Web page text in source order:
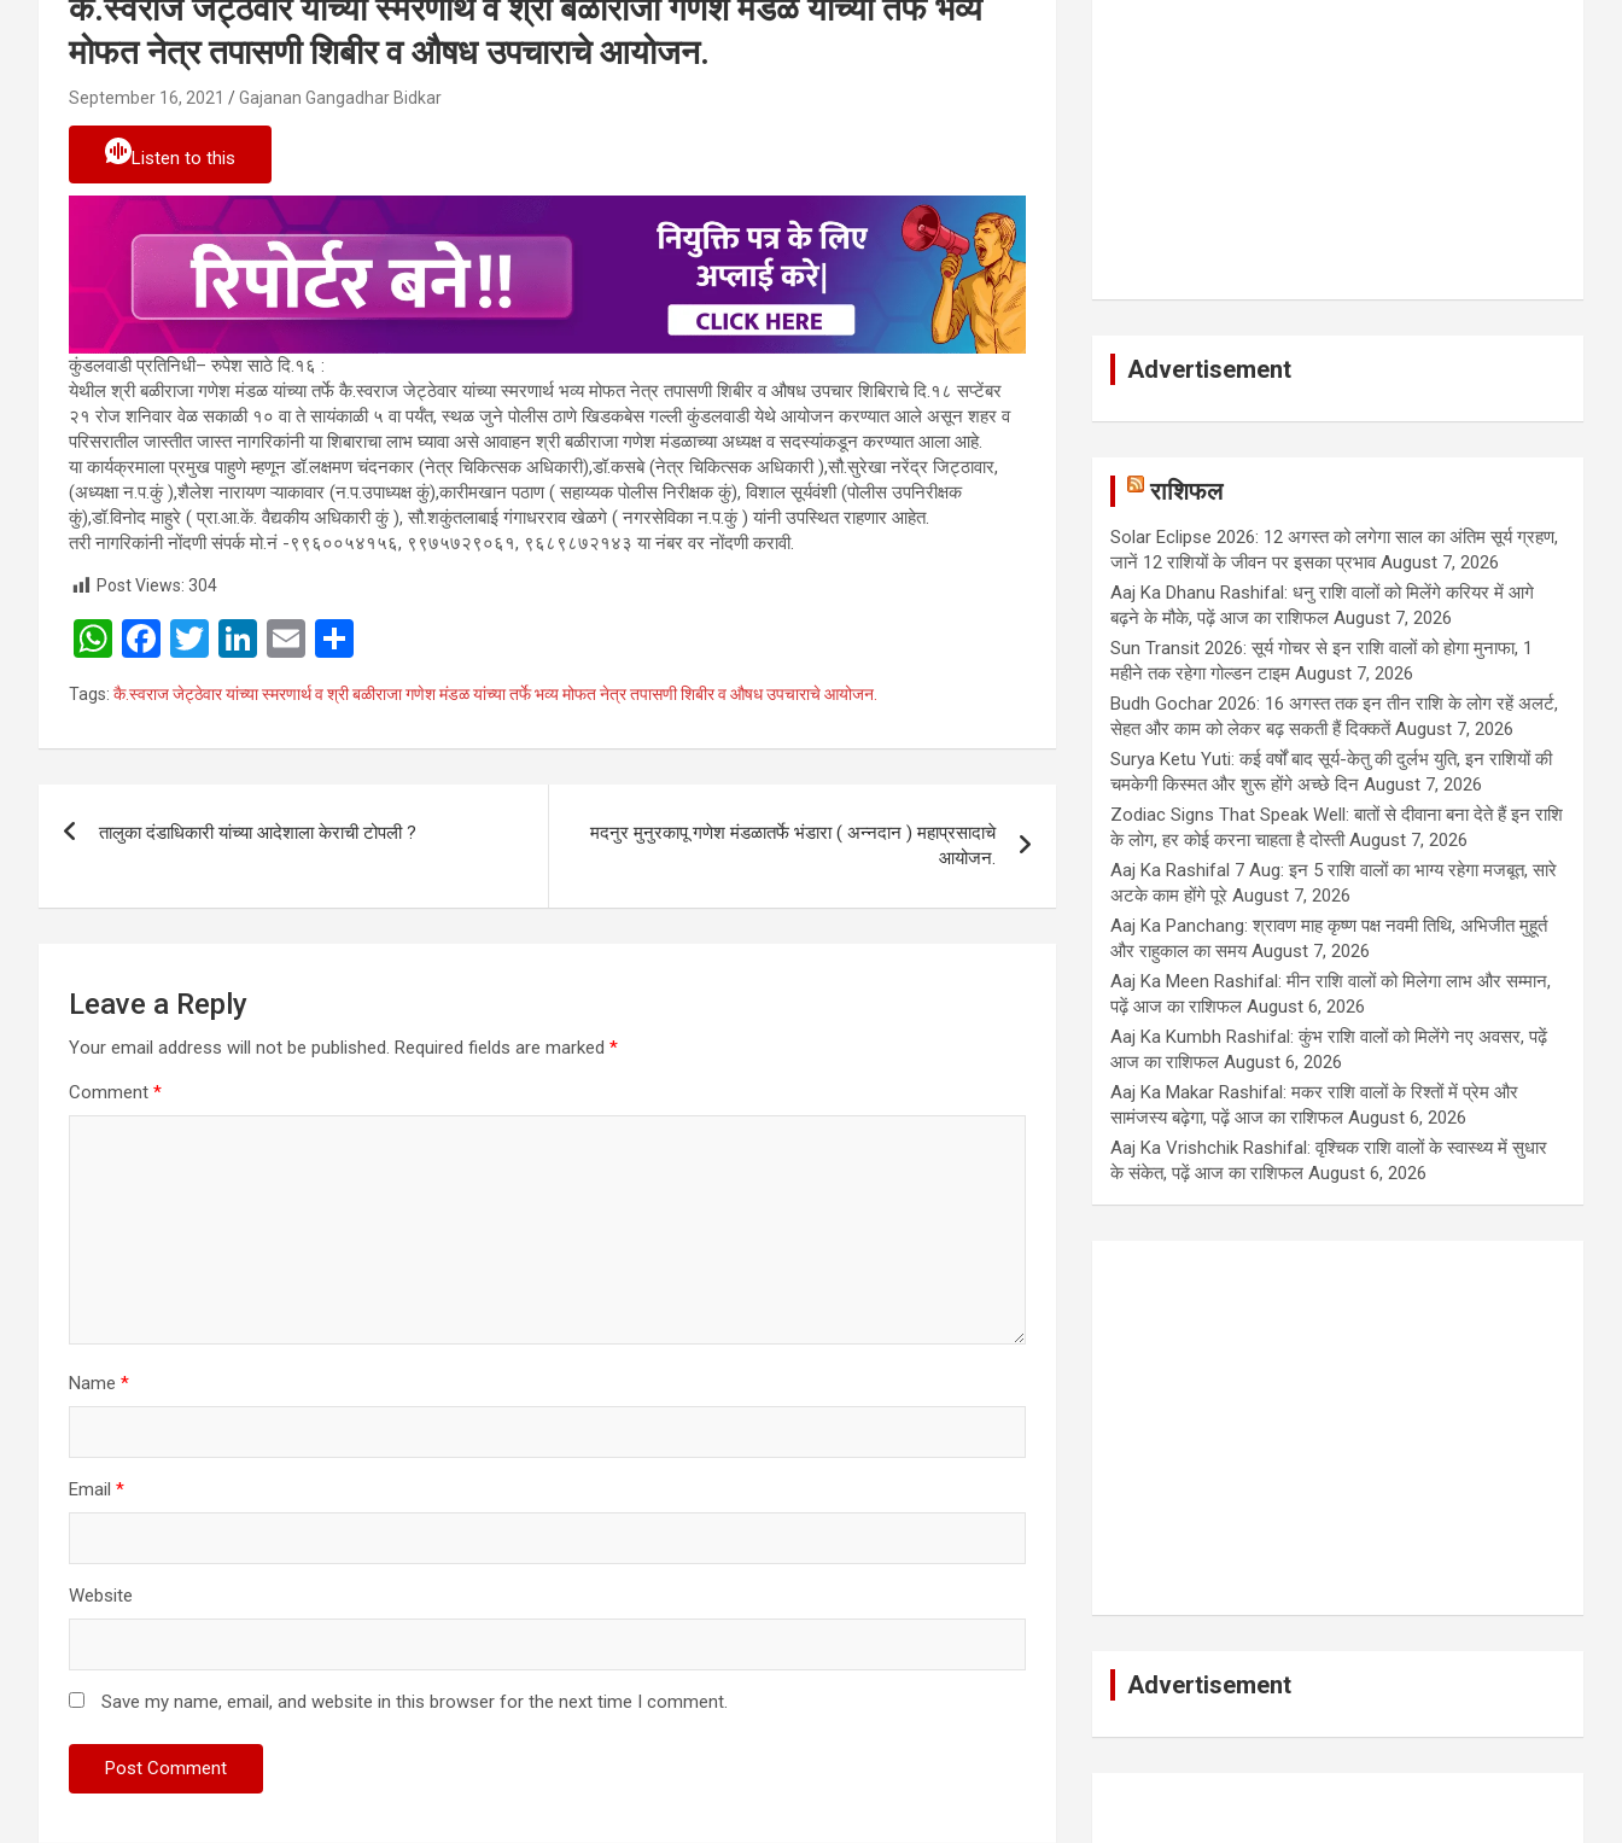
कै.स्वराज जेट्ठेवार यांच्या स्मरणार्थ व श्री बळीराजा गणेश मंडळ यांच्या तर्फे भव्य
मोफत नेत्र तपासणी शिबीर व औषध उपचाराचे आयोजन.
September 16, 2021 Gajanan Gangadhar Bidkar
Listen to this
कुंडलवाडी प्रतिनिधी– रुपेश साठे दि.१६ :
येथील श्री बळीराजा गणेश मंडळ यांच्या तर्फे कै.स्वराज जेट्ठेवार यांच्या स्मरणार्थ भव्य मोफत नेत्र तपासणी शिबीर व औषध उपचार शिबिराचे दि.१८ सप्टेंबर
२१ रोज शनिवार वेळ सकाळी १० वा ते सायंकाळी ५ वा पर्यँत, स्थळ जुने पोलीस ठाणे खिडकबेस गल्ली कुंडलवाडी येथे आयोजन करण्यात आले असून शहर व
परिसरातील जास्तीत जास्त नागरिकांनी या शिबाराचा लाभ घ्यावा असे आवाहन श्री बळीराजा गणेश मंडळाच्या अध्यक्ष व सदस्यांकडून करण्यात आला आहे.
या कार्यक्रमाला प्रमुख पाहुणे म्हणून डॉ.लक्षमण चंदनकार (नेत्र चिकित्सक अधिकारी),डॉ.कसबे (नेत्र चिकित्सक अधिकारी ),सौ.सुरेखा नरेंद्र जिट्ठावार,
(अध्यक्षा न.प.कुं ),शैलेश नारायण ऱ्याकावार (न.प.उपाध्यक्ष कुं),कारीमखान पठाण ( सहाय्यक पोलीस निरीक्षक कुं), विशाल सूर्यवंशी (पोलीस उपनिरीक्षक
कुं),डॉ.विनोद माहुरे ( प्रा.आ.कें. वैद्यकीय अधिकारी कुं ), सौ.शकुंतलाबाई गंगाधरराव खेळगे ( नगरसेविका न.प.कुं ) यांनी उपस्थित राहणार आहेत.
तरी नागरिकांनी नोंदणी संपर्क मो.नं -९९६००५४१५६, ९९७५७२९०६१, ९६८९८७२१४३ या नंबर वर नोंदणी करावी.
Post Views: 304
W
h
at
s
p
F
a
ce
b
o
T
wi
tt
er
Li
ke
dI
E
m
ail
h
ar
e
Tags: कै.स्वराज जेट्ठेवार यांच्या स्मरणार्थ व श्री बळीराजा गणेश मंडळ यांच्या तर्फे भव्य मोफत नेत्र तपासणी शिबीर व औषध उपचाराचे आयोजन.
navigation
तालुका दंडाधिकारी यांच्या आदेशाला केराची टोपली ?
मदनुर मुनुरकापू गणेश मंडळातर्फे भंडारा ( अन्नदान ) महाप्रसादाचे
आयोजन.
Leave a Reply
Your email address will not be published. Required fields are marked *
Comment *
Name *
Email *
Website
Save my name, email, and website in this browser for the next time I comment.
Advertisement
राशिफल
Solar Eclipse 2026: 12 अगस्त को लगेगा साल का अंतिम सूर्य ग्रहण,
जानें 12 राशियों के जीवन पर इसका प्रभाव August 7, 2026
Aaj Ka Dhanu Rashifal: धनु राशि वालों को मिलेंगे करियर में आगे
बढ़ने के मौके, पढ़ें आज का राशिफल August 7, 2026
Sun Transit 2026: सूर्य गोचर से इन राशि वालों को होगा मुनाफा, 1
महीने तक रहेगा गोल्डन टाइम August 7, 2026
Budh Gochar 2026: 16 अगस्त तक इन तीन राशि के लोग रहें अलर्ट,
सेहत और काम को लेकर बढ़ सकती हैं दिक्कतें August 7, 2026
Surya Ketu Yuti: कई वर्षों बाद सूर्य-केतु की दुर्लभ युति, इन राशियों की
चमकेगी किस्मत और शुरू होंगे अच्छे दिन August 7, 2026
Zodiac Signs That Speak Well: बातों से दीवाना बना देते हैं इन राशि
के लोग, हर कोई करना चाहता है दोस्ती August 7, 2026
Aaj Ka Rashifal 7 Aug: इन 5 राशि वालों का भाग्य रहेगा मजबूत, सारे
अटके काम होंगे पूरे August 7, 2026
Aaj Ka Panchang: श्रावण माह कृष्ण पक्ष नवमी तिथि, अभिजीत मुहूर्त
और राहुकाल का समय August 7, 2026
Aaj Ka Meen Rashifal: मीन राशि वालों को मिलेगा लाभ और सम्मान,
पढ़ें आज का राशिफल August 6, 2026
Aaj Ka Kumbh Rashifal: कुंभ राशि वालों को मिलेंगे नए अवसर, पढ़ें
आज का राशिफल August 6, 2026
Aaj Ka Makar Rashifal: मकर राशि वालों के रिश्तों में प्रेम और
सामंजस्य बढ़ेगा, पढ़ें आज का राशिफल August 6, 2026
Aaj Ka Vrishchik Rashifal: वृश्चिक राशि वालों के स्वास्थ्य में सुधार
के संकेत, पढ़ें आज का राशिफल August 6, 2026
Advertisement